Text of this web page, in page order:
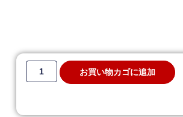
お買い物カゴに追加